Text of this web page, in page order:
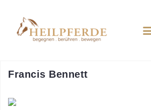
Francis Bennett